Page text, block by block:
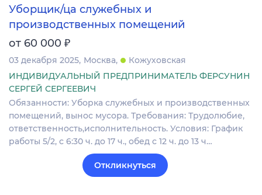
Уборщик/ца служебных и
производственных помещений
от 60 000 ₽
03 декабря 2025 Москва
Кожуховская
ИНДИВИДУАЛЬНЫЙ ПРЕДПРИНИМАТЕЛЬ ФЕРСУНИН
СЕРГЕЙ СЕРГЕЕВИЧ
Обязанности: Уборка служебных и производственных
помещений, вынос мусора. Требования: Трудолюбие,
ответственность,исполнительность. Условия: График
работы 5/2, с 6:30 ч. до 17 ч., обед с 12 ч. до 13 ч…
Откликнуться